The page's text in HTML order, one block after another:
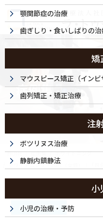
コ
テ
移
ナ
ゲ
ン
移
症例集
HOME 症例集
ホワイトニング
ホワイトニング・20代（女性）｜「司
ホワイトニング
顎関節症の治療
歯ぎしり・食いしばりの
矯
マウスピース矯正（インビ
歯列矯正・矯正治療
注
ボツリヌス治療
静脈内鎮静法
小
小児の治療・予防